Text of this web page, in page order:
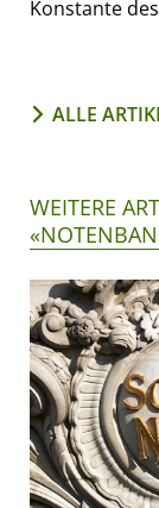
Konstante
ALLE
WEITERE